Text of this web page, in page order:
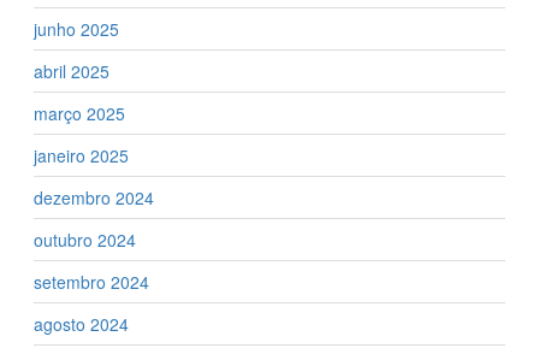
junho 2025
abril 2025
março 2025
janeiro 2025
dezembro 2024
outubro 2024
setembro 2024
agosto 2024